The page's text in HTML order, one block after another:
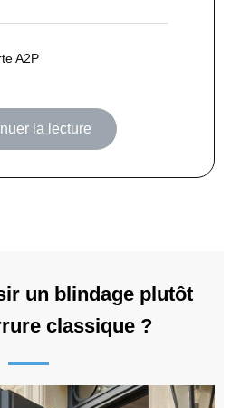
A2P
la lecture
un blindage plutôt
classique ?